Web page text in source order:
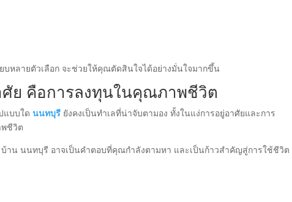
บหลายตัวเลือก จะช่วยให้คุณตัดสินใจได้อย่างมั่นใจมากขึ้น
ย คือการลงทุนในคุณภาพชีวิต
แบบใดนนทบุรี ยังคงเป็นทำเลที่น่าจับตามอง ทั้งในแง่การอยู่อาศัยและการ
ชีวิต
าน นนทบุรี อาจเป็นคำตอบที่คุณกำลังตามหา และเป็นก้าวสำคัญสู่การใช้ชีวิต